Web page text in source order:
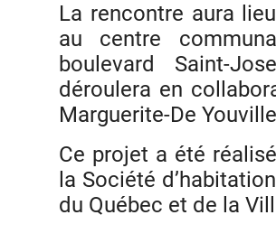
La rencontre aura
au centre
boulevard Saint-
déroulera en
Marguerite-De
Ce projet a été
la Société
du Québec et de la